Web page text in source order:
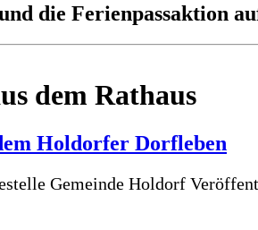
die Ferienpassaktion
dem Rathaus
Holdorfer Dorfleben
Gemeinde Holdorf